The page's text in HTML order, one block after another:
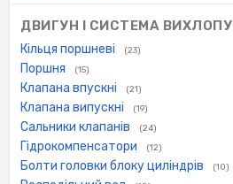
ДВИГУН І СИСТЕМА ВИХЛОПУ
Кільця поршневі (23)
Поршня (15)
Клапана впускні (21)
Клапана випускні (19)
Сальники клапанів (24)
Гідрокомпенсатори (12)
Болти головки блоку циліндрів (10)